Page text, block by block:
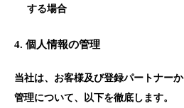
する場合
4. 個人情報の管理
当社は、お客様及び登録パートナー
管理について、以下を徹底します。